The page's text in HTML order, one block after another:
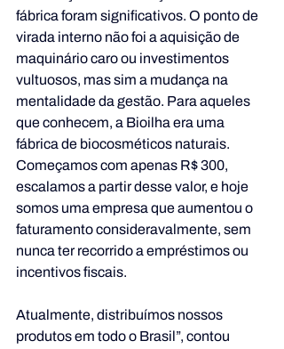
fábrica foram significativos. O ponto de
virada interno não foi a aquisição de
maquinário caro ou investimentos
vultuosos, mas sim a mudança na
mentalidade da gestão. Para aqueles
que conhecem, a Bioilha era uma
fábrica de biocosméticos naturais.
Começamos com apenas R$ 300,
escalamos a partir desse valor, e hoje
somos uma empresa que aumentou o
faturamento consideravalmente, sem
nunca ter recorrido a empréstimos ou
incentivos fiscais.
Atualmente, distribuímos nossos
produtos em todo o Brasil”, contou